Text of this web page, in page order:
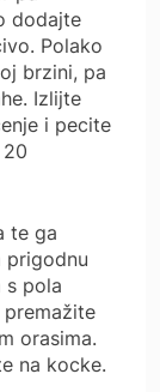
dodajte
Polako
brzini, pa
Izlijte
i pecite
te ga
prigodnu
s pola
orasima.
na kocke.